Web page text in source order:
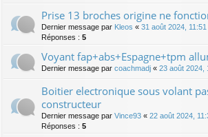
Prise 13 broches origine ne
Dernier message par Kleos « 31 août 2024, 11:51
Réponses : 5
Voyant fap+abs+Espagne+tpm
Dernier message par coachmadj « 23 août 2024,
Boitier electronique sous volant
constructeur
Dernier message par Vince93 « 22 août 2024,
Réponses : 5